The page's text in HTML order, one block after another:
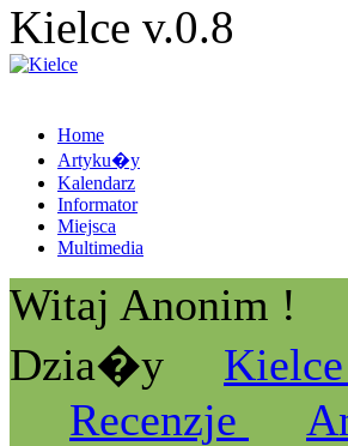
Kielce v.0.8
Home
Artyku�y
Kalendarz
Informator
Miejsca
Multimedia
Witaj Anonim !
Dzia�y
Recenzje